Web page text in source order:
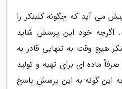
می آید که چگونه کلینکر را
اگرچه خود این پرسش شاید
هیچ وقت به تنهایی قادر به
ماده ای برای تهیه و تولید
این گونه به این پرسش پاسخ